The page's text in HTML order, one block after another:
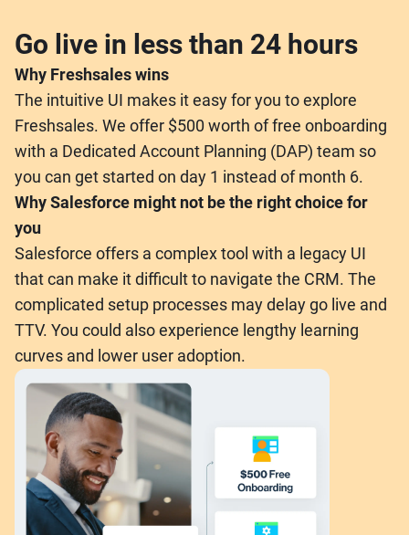
Go live in less than 24 hours
Why Freshsales wins
The intuitive UI makes it easy for you to explore
Freshsales. We offer $500 worth of free onboarding
with a Dedicated Account Planning (DAP) team so
you can get started on day 1 instead of month 6.
Why Salesforce might not be the right choice for
you
Salesforce offers a complex tool with a legacy UI
that can make it difficult to navigate the CRM. The
complicated setup processes may delay go live and
TTV. You could also experience lengthy learning
curves and lower user adoption.